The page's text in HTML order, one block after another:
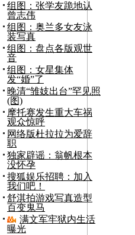
组图：张学友跪地认
曾志伟
组图：奥兰多女友泳
装写真
组图：盘点各版观世
音
组图：女星集体
发“婚”了
晚清“雏妓出台”罕见照
(图)
摩托赛发生重大车祸
观众惊呼
网络版杜拉拉为爱辞
职
独家辟谣：翁帆根本
没怀孕
搜狐娱乐招聘：加入
我们吧！
舒淇拍游戏写真造型
百变鬼马
满文军牢狱内生活
曝光